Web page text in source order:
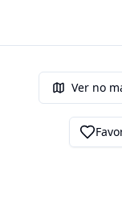
Ver no